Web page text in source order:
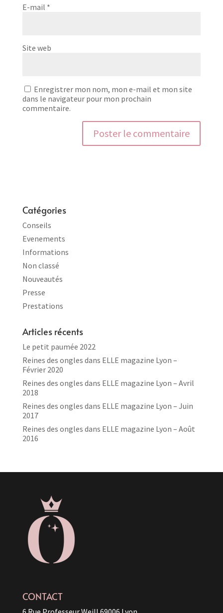
E-mail *
Site web
Enregistrer mon nom, mon e-mail et mon site
dans le navigateur pour mon prochain
commentaire.
Catégories
Conseils
Evenements
Informations
Non classé
Nouveautés
Presse
Prestations
Articles récents
Le petit paumée 2022
Reines des ongles dans ELLE magazine Lyon –
Février 2020
Reines des ongles dans ELLE magazine Lyon – Avril
2018
Reines des ongles dans ELLE magazine Lyon – Juin
2017
Reines des ongles dans ELLE magazine Lyon – Août
2016
CONTACT